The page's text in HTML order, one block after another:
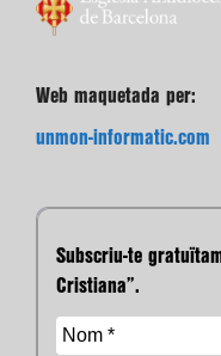
Web maquetada per:
unmon-informatic.com
Subscriu-te
Cristiana”.